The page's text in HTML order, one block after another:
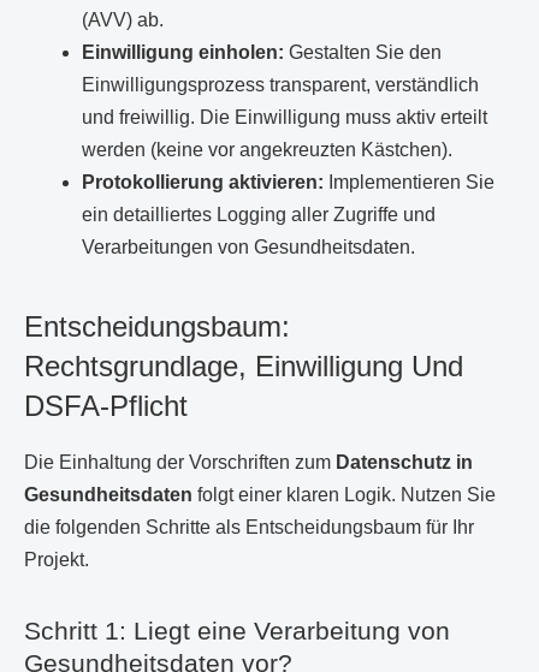
(AVV) ab.
Einwilligung einholen: Gestalten Sie den
Einwilligungsprozess transparent, verständlich
und freiwillig. Die Einwilligung muss aktiv erteilt
werden (keine vor angekreuzten Kästchen).
Protokollierung aktivieren: Implementieren Sie
ein detailliertes Logging aller Zugriffe und
Verarbeitungen von Gesundheitsdaten.
Entscheidungsbaum:
Rechtsgrundlage, Einwilligung Und
DSFA-Pflicht
Die Einhaltung der Vorschriften zum Datenschutz in
Gesundheitsdaten folgt einer klaren Logik. Nutzen Sie
die folgenden Schritte als Entscheidungsbaum für Ihr
Projekt.
Schritt 1: Liegt eine Verarbeitung von
Gesundheitsdaten vor?